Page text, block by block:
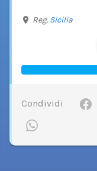
Reg. Sicilia
Condividi